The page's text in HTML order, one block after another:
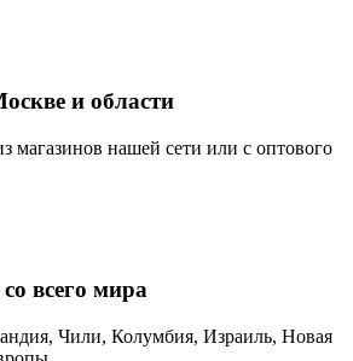
и области
магазинов нашей сети или с оптового
всего мира
Чили, Колумбия, Израиль, Новая